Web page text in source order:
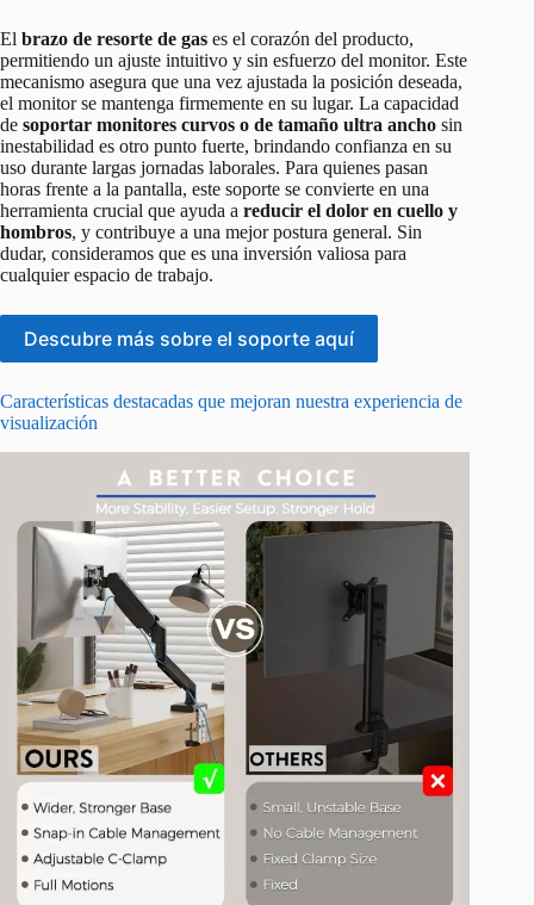
El brazo de resorte de gas es el corazón del producto,
permitiendo un ajuste intuitivo y sin esfuerzo del monitor. Este
mecanismo asegura que una vez ajustada la posición deseada,
el monitor se mantenga firmemente en su lugar. La capacidad
de soportar monitores curvos o de tamaño ultra ancho sin
inestabilidad es otro punto fuerte, brindando confianza en su
uso durante largas jornadas laborales. Para quienes pasan
horas frente a la pantalla, este soporte se convierte en una
herramienta crucial que ayuda a reducir el dolor en cuello y
hombros, y contribuye a una mejor postura general. Sin
dudar, consideramos que es una inversión valiosa para
cualquier espacio de trabajo.
Descubre más sobre el soporte aquí
Características destacadas que mejoran nuestra experiencia de
visualización